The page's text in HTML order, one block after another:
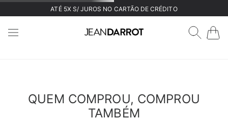
ATÉ 5X S/ JUROS NO CARTÃO DE CRÉDITO
QUEM COMPROU, COMPROU
TAMBÉM